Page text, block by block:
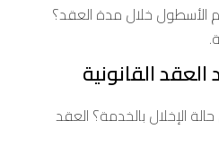
الأسطول خلال مدة العقد؟
القانونية
الإخلال بالخدمة؟ العقد